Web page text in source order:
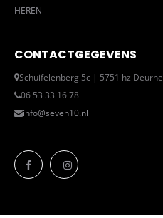
HEREN
CONTACTGEGEVENS
Schuifelenberg 5c | 5751 hz Deurne
06 53 33 16 78
info@seven10.nl